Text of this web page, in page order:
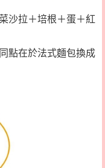
沙拉＋培根＋蛋＋紅
點在於法式麵包換成